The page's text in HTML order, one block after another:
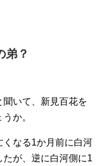
弟？
聞いて、新見百花を
か。
くなる1か月前に白河
が、逆に白河側に1